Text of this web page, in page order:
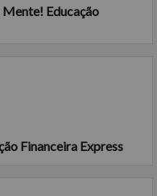
Educação
Financeira Express